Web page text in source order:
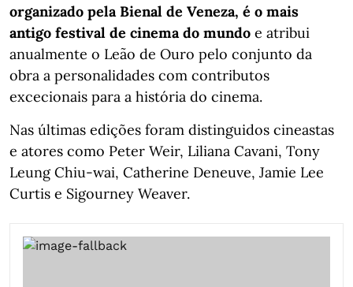
organizado pela Bienal de Veneza, é o mais
antigo festival de cinema do mundo e atribui
anualmente o Leão de Ouro pelo conjunto da
obra a personalidades com contributos
excecionais para a história do cinema.
Nas últimas edições foram distinguidos cineastas
e atores como Peter Weir, Liliana Cavani, Tony
Leung Chiu-wai, Catherine Deneuve, Jamie Lee
Curtis e Sigourney Weaver.